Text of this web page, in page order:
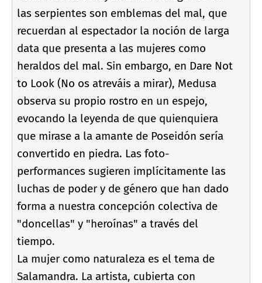
las serpientes son emblemas del mal, que
recuerdan al espectador la noción de larga
data que presenta a las mujeres como
heraldos del mal. Sin embargo, en Dare Not
to Look (No os atreváis a mirar), Medusa
observa su propio rostro en un espejo,
evocando la leyenda de que quienquiera
que mirase a la amante de Poseidón serí­a
convertido en piedra. Las foto-
performances sugieren implí­citamente las
luchas de poder y de género que han dado
forma a nuestra concepción colectiva de
"doncellas" y "heroí­nas" a través del
tiempo.
La mujer como naturaleza es el tema de
Salamandra. La artista, cubierta con